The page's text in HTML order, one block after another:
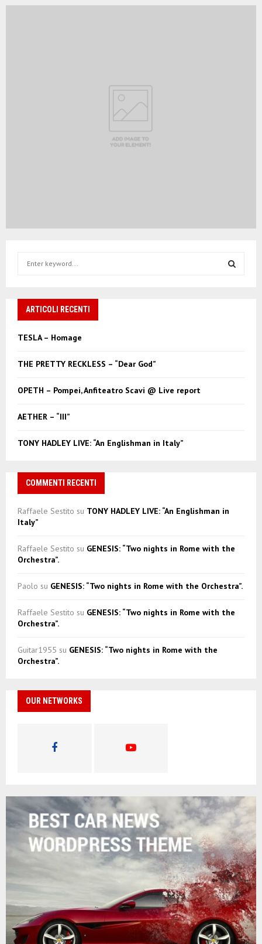
h
o
ARTICOLI RECENTI
TESLA – Homage
THE PRETTY RECKLESS – “Dear God”
OPETH – Pompei, Anfiteatro Scavi @ Live report
AETHER – “III”
TONY HADLEY LIVE: “An Englishman in Italy”
COMMENTI RECENTI
Raffaele Sestito su TONY HADLEY LIVE: “An Englishman in
Italy”
Raffaele Sestito su GENESIS: “Two nights in Rome with the
Orchestra”.
Paolo su GENESIS: “Two nights in Rome with the Orchestra”.
Raffaele Sestito su GENESIS: “Two nights in Rome with the
Orchestra”.
Guitar1955 su GENESIS: “Two nights in Rome with the
Orchestra”.
OUR NETWORKS